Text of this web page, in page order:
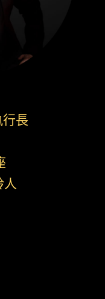
長
人